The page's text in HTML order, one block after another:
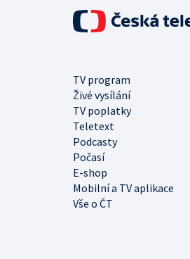
TV program
Živé vysílání
TV poplatky
Teletext
Podcasty
Počasí
E-shop
Mobilní a TV aplikace
Vše o ČT